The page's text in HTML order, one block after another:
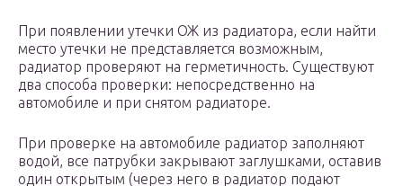
При появлении утечки ОЖ из радиатора, если найти
место утечки не представляется возможным,
радиатор проверяют на герметичность. Существуют
два способа проверки: непосредственно на
автомобиле и при снятом радиаторе.
При проверке на автомобиле радиатор заполняют
водой, все патрубки закрывают заглушками, оставив
один открытым (через него в радиатор подают